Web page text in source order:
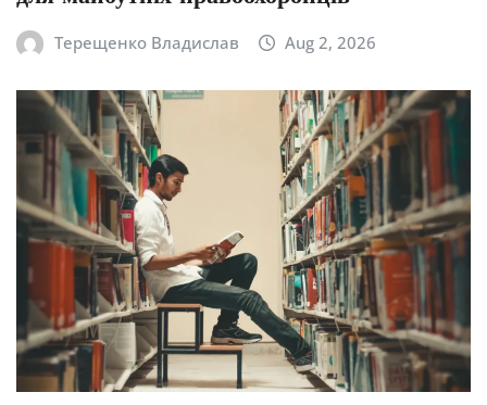
Терещенко Владислав Aug 2, 2026